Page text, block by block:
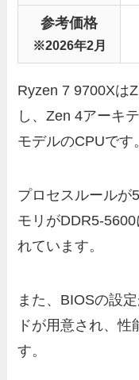
参考価格
※2026年2月
Ryzen 7 9700Xは
し、Zen 4アーキ
モデルのCPUです
プロセスルールが
モリがDDR5-
れています。
また、BIOSの設
ドが用意され、
す。